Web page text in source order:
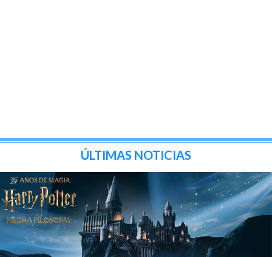
ÚLTIMAS NOTICIAS